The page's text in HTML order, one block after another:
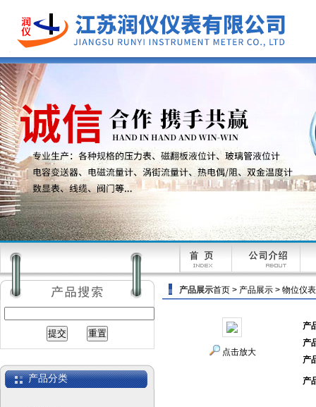
江苏润仪仪表有限公司
产品分类
产品展示首页 > 产品展示 > 物位仪表
点击放大
产
产
产
产